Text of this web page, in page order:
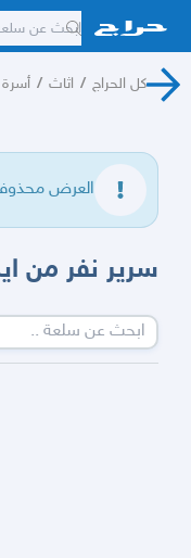
كل الحراج / اثاث /
العرض
سرير نفر من